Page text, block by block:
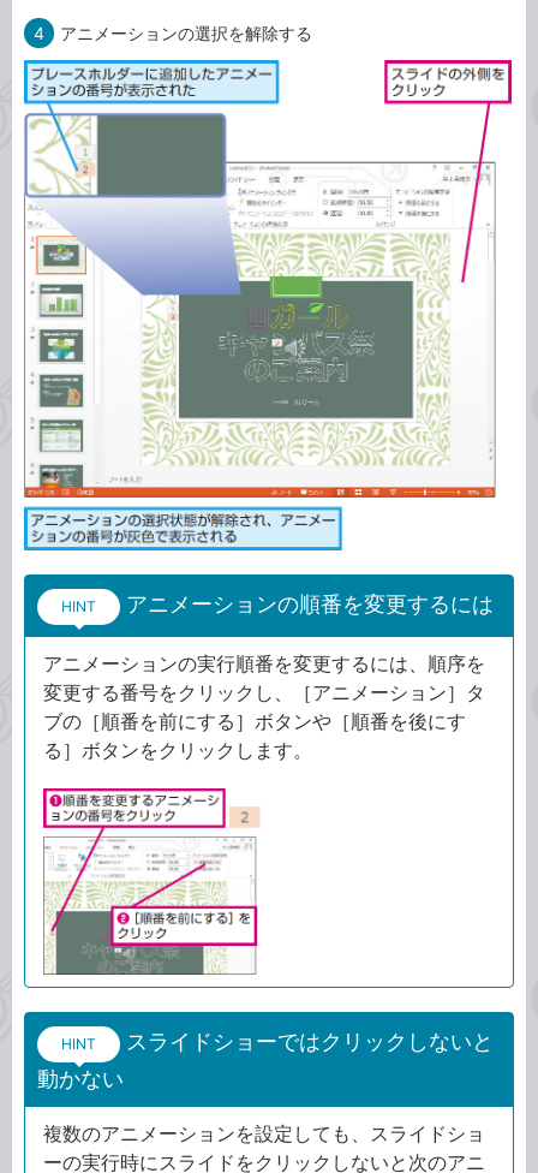
4 アニメーションの選択を解除する
HINT アニメーションの順番を変更するには
アニメーションの実行順番を変更するには、順序を
変更する番号をクリックし、［アニメーション］タ
ブの［順番を前にする］ボタンや［順番を後にす
る］ボタンをクリックします。
HINT
スライドショーではクリックしないと
動かない
複数のアニメーションを設定しても、スライドショ
ーの実行時にスライドをクリックしないと次のアニ